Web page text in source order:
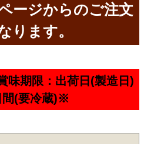
ージからのご注文
ります。
味期限：出荷日(製造日)
間(要冷蔵)※